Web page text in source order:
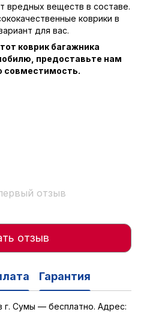
вредных веществ в составе.
коврики в
для вас.
коврик багажника
предоставьте нам
совместимость.
отзыв
отзыв
Гарантия
г. Сумы — бесплатно. Адрес: